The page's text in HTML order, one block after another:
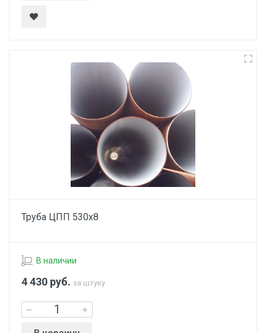
Труба ЦПП 530х8
В наличии
4 430 руб. за штуку